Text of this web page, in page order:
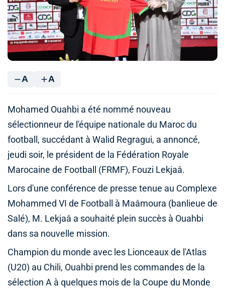
A A
Mohamed Ouahbi a été nommé nouveau
sélectionneur de l'équipe nationale du Maroc du
football, succédant à Walid Regragui, a annoncé,
jeudi soir, le président de la Fédération Royale
Marocaine de Football (FRMF), Fouzi Lekjaâ.
Lors d'une conférence de presse tenue au Complexe
Mohammed VI de Football à Maâmoura (banlieue de
Salé), M. Lekjaâ a souhaité plein succès à Ouahbi
dans sa nouvelle mission.
Champion du monde avec les Lionceaux de l'Atlas
(U20) au Chili, Ouahbi prend les commandes de la
sélection A à quelques mois de la Coupe du Monde